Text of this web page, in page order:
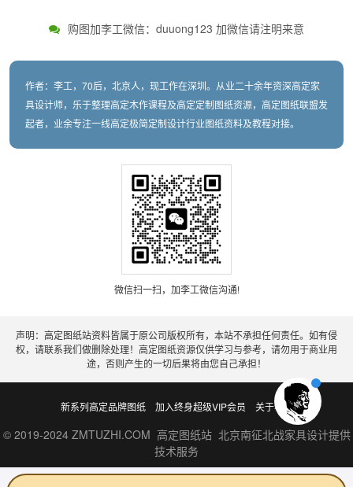
购图加李工微信：duuong123 加微信请注明来意
作者：李工，70后，北京人，现工作在深圳。从业二十余年资深高定家
具设计师，乐于整理高定木作课程及高定定制图纸资源，高定图纸联盟发
起者，业余专注一线高定极简定制设计行业图纸资料及教程对接。
微信扫一扫，加李工微信沟通!
声明：高定图纸站资料皆属于原公司版权所有，本站不承担任何责任。如有侵
权，请联系我们做删除处理！高定图纸资源仅供学习与参考，请勿用于商业用
途，否则产生的一切后果将由您自己承担！
新系列高定品牌图纸 加入终身超级VIP会员 关于老李
© 2019-2024 ZMTUZHI.COM 高定图纸站 北京南征北战家具设计提供
技术服务